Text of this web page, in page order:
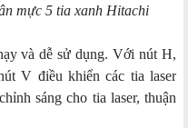
mực 5 tia xanh Hitachi
và dễ sử dụng. Với nút H,
V điều khiển các tia laser
sáng cho tia laser, thuận